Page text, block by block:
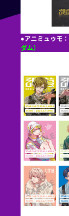
●アニミュゥモ：
ダム）